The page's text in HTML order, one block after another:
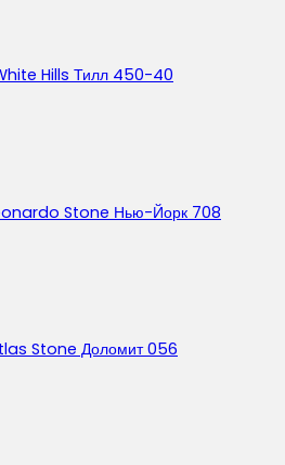
Hills Тилл 450-40
Stone Нью-Йорк 708
Stone Доломит 056